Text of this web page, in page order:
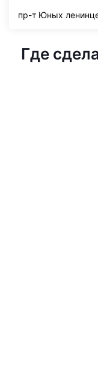
пр-т Юных
Где